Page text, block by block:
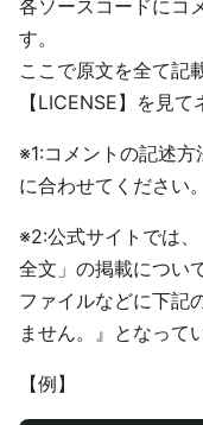
各ソースコードにコ
す。
ここで原文を全て記
【LICENSE】を見
※1:コメントの記述
に合わせてください。
※2:公式サイトでは
全文」の掲載につい
ファイルなどに下記
ません。』となって
【例】